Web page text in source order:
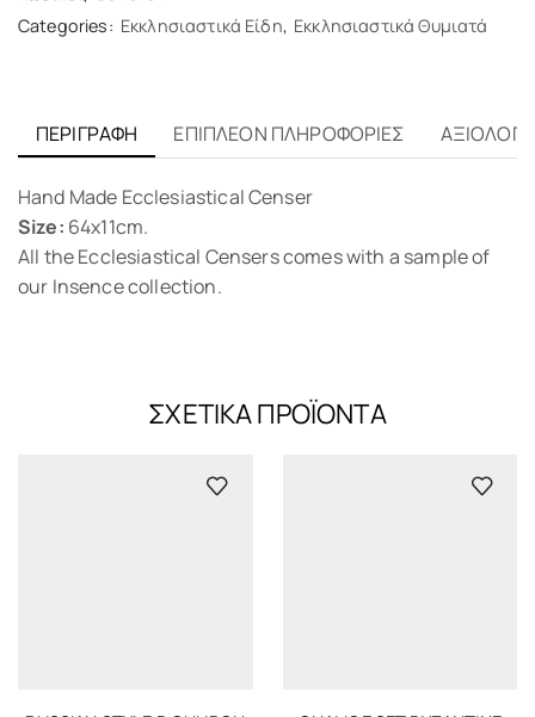
Categories: Εκκλησιαστικά Είδη, Εκκλησιαστικά Θυμιατά
ΠΕΡΙΓΡΑΦΉ ΕΠΙΠΛΈΟΝ ΠΛΗΡΟΦΟΡΊΕΣ
Hand Made Ecclesiastical Censer
Size: 64x11cm.
All the Ecclesiastical Censers comes with a sample of
our Insence collection.
ΣΧΕΤΙΚΆ ΠΡΟΪΌΝΤΑ